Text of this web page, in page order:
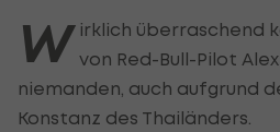
W irklich überraschend
von Red-Bull-Pilot
niemanden, auch aufgrund
Konstanz des Thailänders.